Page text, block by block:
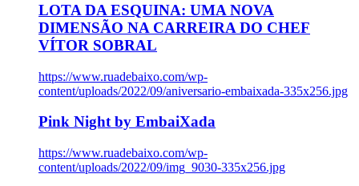
LOTA DA ESQUINA: UMA NOVA
DIMENSÃO NA CARREIRA DO CHEF
VÍTOR SOBRAL
https://www.ruadebaixo.com/wp-
content/uploads/2022/09/aniversario-embaixada-335x256.jpg
Pink Night by EmbaiXada
https://www.ruadebaixo.com/wp-
content/uploads/2022/09/img_9030-335x256.jpg